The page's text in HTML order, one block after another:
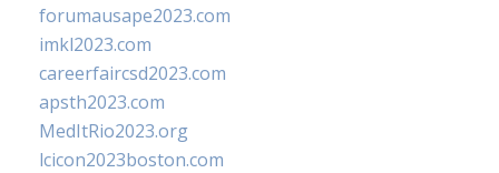
forumausape2023.com
imkl2023.com
careerfaircsd2023.com
apsth2023.com
MedItRio2023.org
lcicon2023boston.com